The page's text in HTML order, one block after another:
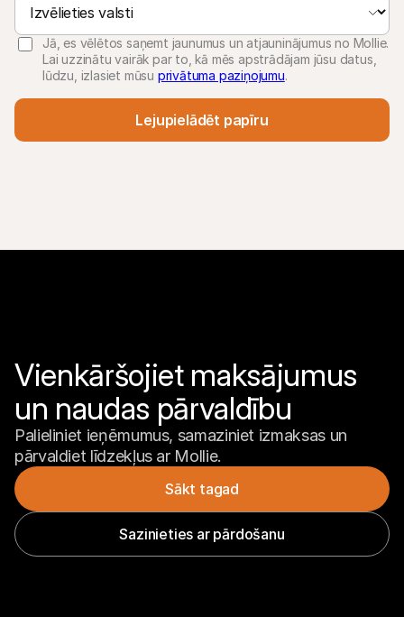
Jā, es vēlētos saņemt jaunumus un atjauninājumus no Mollie.
Lai uzzinātu vairāk par to, kā mēs apstrādājam jūsu datus,
lūdzu, izlasiet mūsu privātuma paziņojumu.
Lejupielādēt papīru
Vienkāršojiet maksājumus
un naudas pārvaldību
Palieliniet ieņēmumus, samaziniet izmaksas un
pārvaldiet līdzekļus ar Mollie.
Sākt tagad
Sazinieties ar pārdošanu